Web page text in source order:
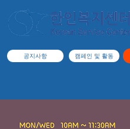
공지사항 캠페인 및 활동